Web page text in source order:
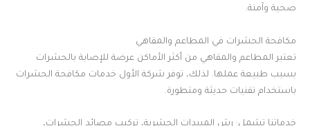
صحية وآمنة.
مكافحة الحشرات في المطاعم والمقاهي
تعتبر المطاعم والمقاهي من أكثر الأماكن عرضة للإصابة بالحشرات
بسبب طبيعة عملها. لذلك، توفر شركة الأول خدمات مكافحة الحشرات
باستخدام تقنيات حديثة ومتطورة.
خدماتنا تشمل: رش المبيدات الحشرية، تركيب مصائد الحشرات،